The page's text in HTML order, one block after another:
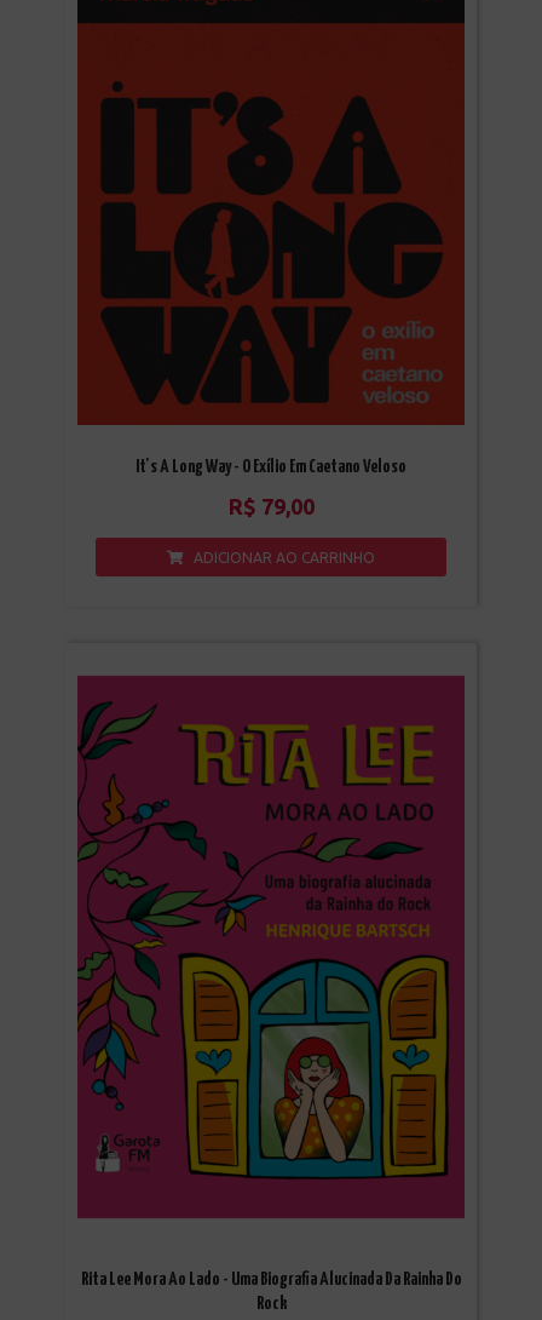
It's A Long Way - O Exílio Em Caetano Veloso
R$ 79,00
ADICIONAR AO CARRINHO
Rita Lee Mora Ao Lado - Uma Biografia Alucinada Da Rainha Do
Rock